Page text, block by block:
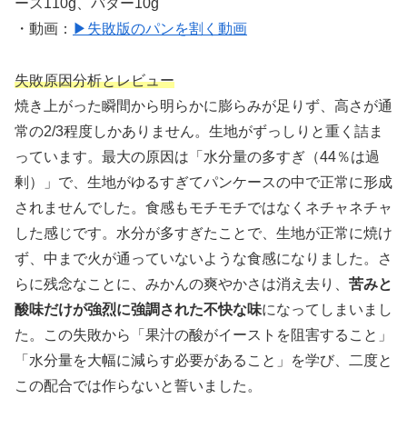
ース110g、バター10g
・動画： ▶失敗版のパンを割く動画
失敗原因分析とレビュー
焼き上がった瞬間から明らかに膨らみが足りず、高さが通
常の2/3程度しかありません。生地がずっしりと重く詰ま
っています。最大の原因は「水分量の多すぎ（44％は過
剰）」で、生地がゆるすぎてパンケースの中で正常に形成
されませんでした。食感もモチモチではなくネチャネチャ
した感じです。水分が多すぎたことで、生地が正常に焼け
ず、中まで火が通っていないような食感になりました。さ
らに残念なことに、みかんの爽やかさは消え去り、 苦みと
酸味だけが強烈に強調された不快な味になってしまいまし
た。この失敗から「果汁の酸がイーストを阻害すること」
「水分量を大幅に減らす必要があること」を学び、二度と
この配合では作らないと誓いました。